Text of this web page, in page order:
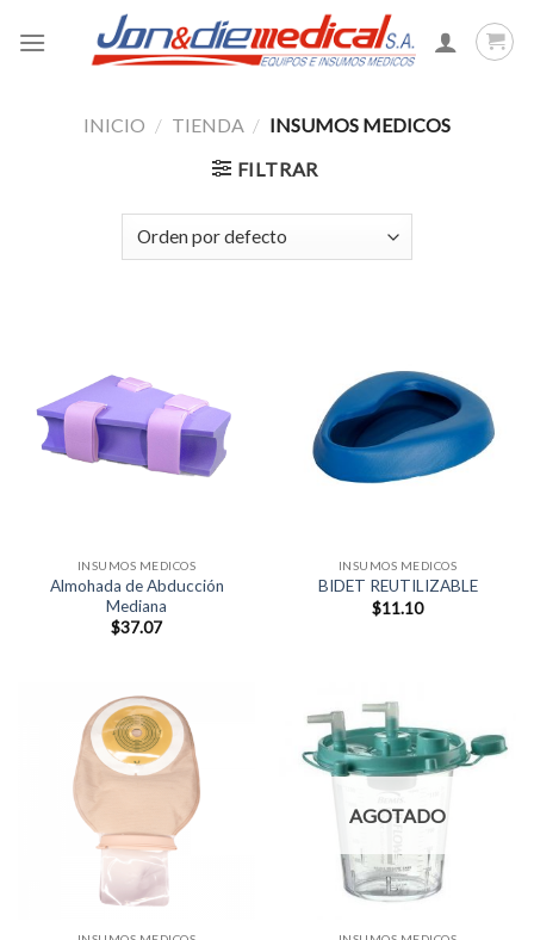
INICIO / TIENDA / INSUMOS MEDICOS
FILTRAR
INSUMOS MEDICOS
Almohada de Abducción
Mediana
$37.07
INSUMOS MEDICOS
BIDET REUTILIZABLE
$11.10
AGOTADO